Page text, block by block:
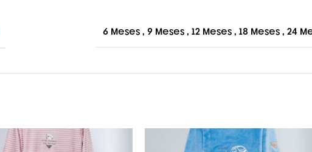
6 Meses , 9 Meses , 12 Meses , 18 Meses , 24